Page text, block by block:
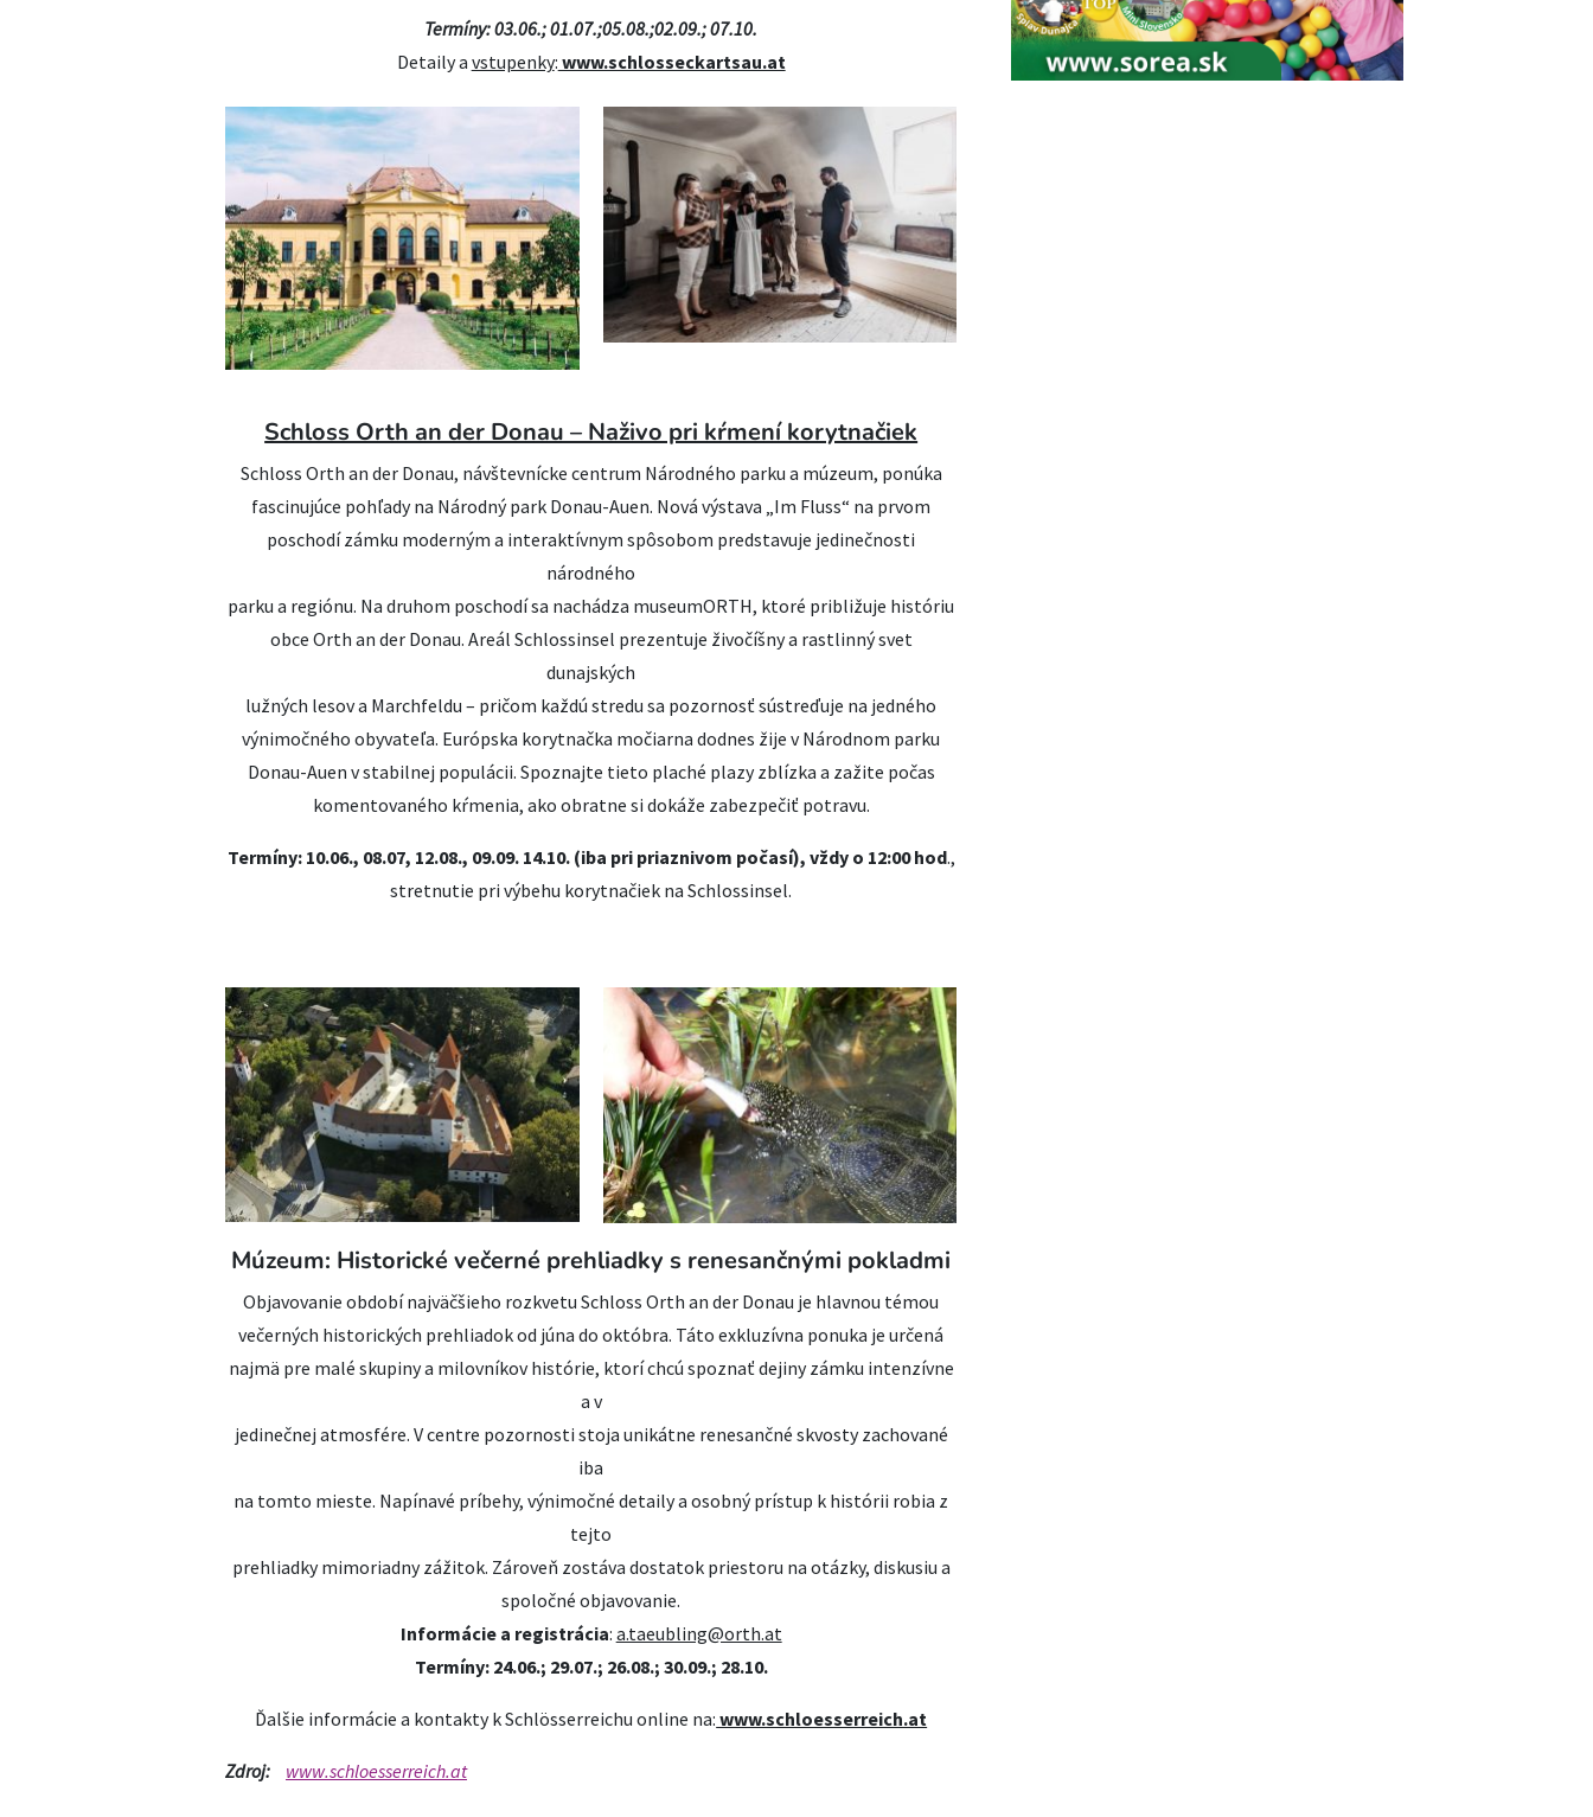
Termíny: 03.06.; 01.07.;05.08.;02.09.; 07.10.
Detaily a vstupenky: www.schlosseckartsau.at
Schloss Orth an der Donau – Naživo pri kŕmení korytnačiek
Schloss Orth an der Donau, návštevnícke centrum Národného parku a múzeum, ponúka
fascinujúce pohľady na Národný park Donau-Auen. Nová výstava „Im Fluss“ na prvom
poschodí zámku moderným a interaktívnym spôsobom predstavuje jedinečnosti
národného
parku a regiónu. Na druhom poschodí sa nachádza museumORTH, ktoré približuje históriu
obce Orth an der Donau. Areál Schlossinsel prezentuje živočíšny a rastlinný svet
dunajských
lužných lesov a Marchfeldu – pričom každú stredu sa pozornosť sústreďuje na jedného
výnimočného obyvateľa. Európska korytnačka močiarna dodnes žije v Národnom parku
Donau-Auen v stabilnej populácii. Spoznajte tieto plaché plazy zblízka a zažite počas
komentovaného kŕmenia, ako obratne si dokáže zabezpečiť potravu.
Termíny: 10.06., 08.07, 12.08., 09.09. 14.10. (iba pri priaznivom počasí), vždy o 12:00 hod.,
stretnutie pri výbehu korytnačiek na Schlossinsel.
Múzeum: Historické večerné prehliadky s renesančnými pokladmi
Objavovanie období najväčšieho rozkvetu Schloss Orth an der Donau je hlavnou témou
večerných historických prehliadok od júna do októbra. Táto exkluzívna ponuka je určená
najmä pre malé skupiny a milovníkov histórie, ktorí chcú spoznať dejiny zámku intenzívne
a v
jedinečnej atmosfére. V centre pozornosti stoja unikátne renesančné skvosty zachované
iba
na tomto mieste. Napínavé príbehy, výnimočné detaily a osobný prístup k histórii robia z
tejto
prehliadky mimoriadny zážitok. Zároveň zostáva dostatok priestoru na otázky, diskusiu a
spoločné objavovanie.
Informácie a registrácia: a.taeubling@orth.at
Termíny: 24.06.; 29.07.; 26.08.; 30.09.; 28.10.
Ďalšie informácie a kontakty k Schlösserreichu online na: www.schloesserreich.at
Zdroj: www.schloesserreich.at